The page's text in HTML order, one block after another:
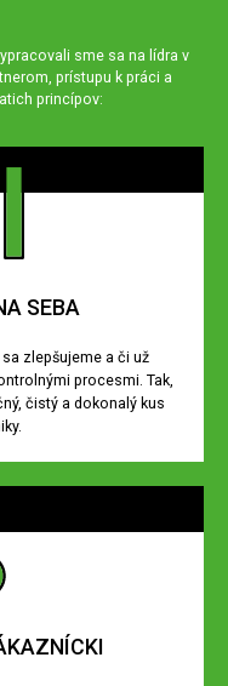
sme sa na lídra v
prístupu k práci a
princípov:
SEBA
zlepšujeme a či už
procesmi. Tak,
čistý a dokonalý kus